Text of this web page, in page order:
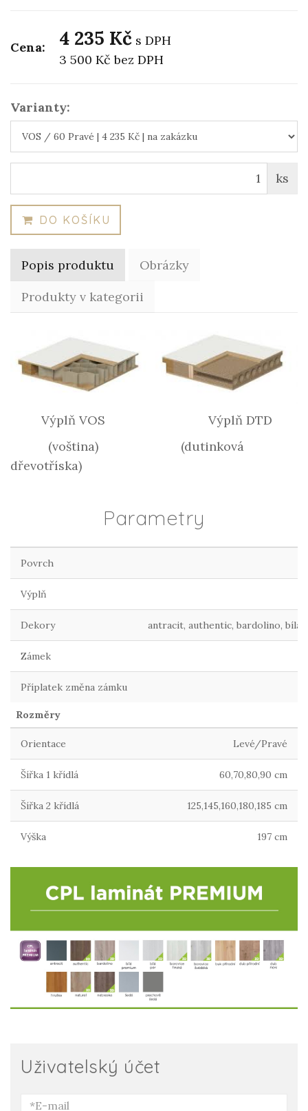
Uživatelský účet
Cena: 4 235 Kč s DPH
3 500 Kčbez DPH
Varianty:
ks
DO KOŠÍKU
Popis produktu
Obrázky
Produkty v kategorii
Výplň VOS Výplň DTD
(voština) (dutinková
dřevotříska)
Parametry
Povrch
Výplň
Dekory antracit, authentic, bardolino, bílá
Zámek
Příplatek změna zámku
Rozměry
Orientace Levé/Pravé
Šířka 1 křídlá 60,70,80,90 cm
Šířka 2 křídlá 125,145,160,180,185 cm
Výška 197 cm